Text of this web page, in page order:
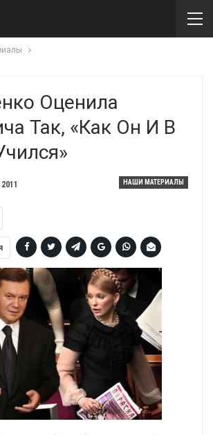
Оценила
Так, «как Он И В
НАШИ МАТЕРИАЛЫ